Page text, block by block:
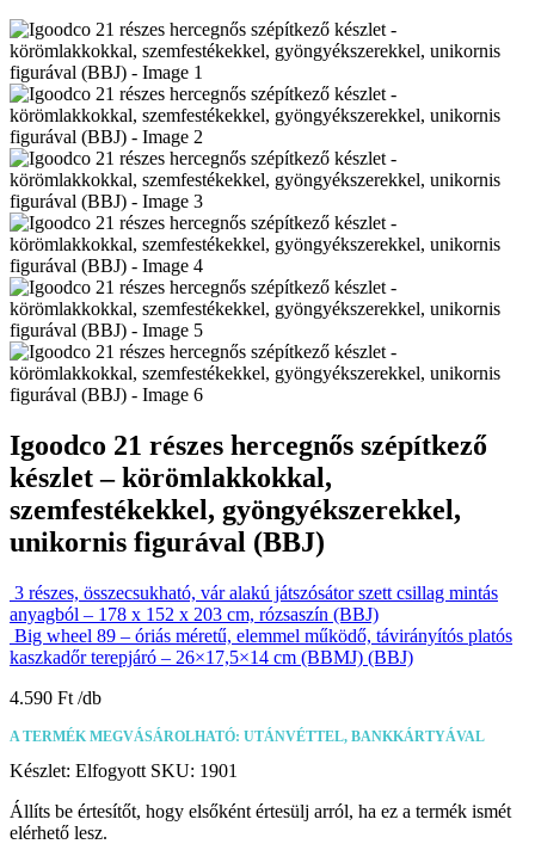
Igoodco 21 részes hercegnős szépítkező
készlet – körömlakkokkal,
szemfestékekkel, gyöngyékszerekkel,
unikornis figurával (BBJ)
3 részes, összecsukható, vár alakú játszósátor szett csillag mintás
anyagból – 178 x 152 x 203 cm, rózsaszín (BBJ)
Big wheel 89 – óriás méretű, elemmel működő, távirányítós platós
kaszkadőr terepjáró – 26×17,5×14 cm (BBMJ) (BBJ)
4.590 Ft
A TERMÉK MEGVÁSÁROLHATÓ: UTÁNVÉTTEL, BANKKÁRTYÁVAL
Készlet: Elfogyott SKU: 1901
Állíts be értesítőt, hogy elsőként értesülj arról, ha ez a termék ismét
elérhető lesz.